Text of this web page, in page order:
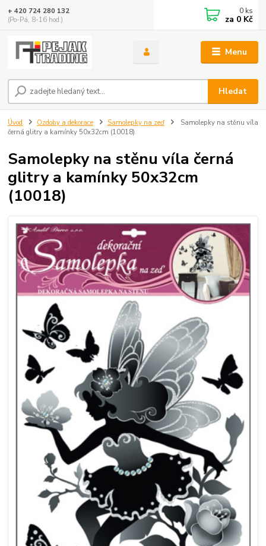
Menu
Hledat
+ 420 724 280 132
(Po-Pá, 8-16 hod.)
0 ks
za 0 Kč
Úvod Ozdoby a dekorace Samolepky na zeď
Samolepky na stěnu víla
černá glitry a kamínky 50x32cm (10018)
Samolepky na stěnu víla černá
glitry a kamínky 50x32cm
(10018)